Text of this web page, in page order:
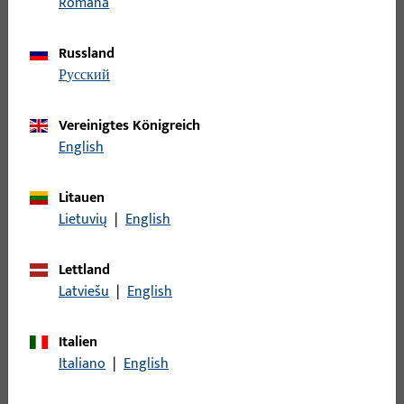
Filter
Produkttyp
Basisfarbe
Russland
русский
Vereinigtes Königreich
English
Litauen
Lietuvių | English
Lettland
Latviešu | English
Italien
Italiano | English